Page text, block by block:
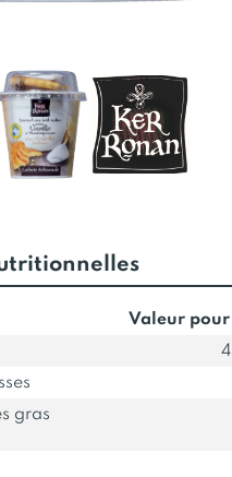
Valeur pour
gras